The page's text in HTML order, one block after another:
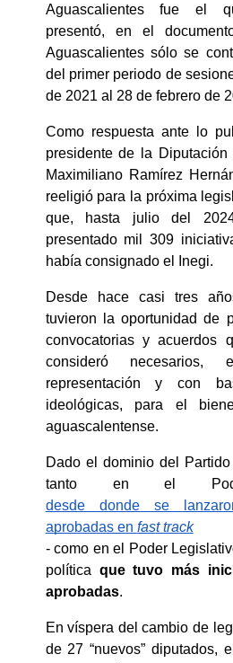
Aguascalientes fue el
presentó, en el
Aguascalientes sólo se
del primer periodo de
de 2021 al 28 de febrero de
Como respuesta ante lo
presidente de la
Maximiliano Ramírez
reeligió para la próxima
que, hasta julio del
presentado mil 309
había consignado el Inegi.
Desde hace casi tres
tuvieron la oportunidad de
convocatorias y acuerdos
consideró
representación y con
ideológicas, para el
aguascalentense.
Dado el dominio del
tanto en el
desde donde se
aprobadas en fast track
- como en el Poder
política que tuvo más
aprobadas.
En víspera del cambio de
de 27 “nuevos” diputados,